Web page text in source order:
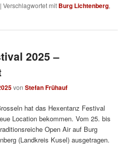
|Verschlagwortet mit Burg Lichtenberg,
2025 –
vonStefan Frühauf
hat das Hexentanz Festival
Location bekommen. Vom 25. bis
Open Air auf Burg
(Landkreis Kusel) ausgetragen.